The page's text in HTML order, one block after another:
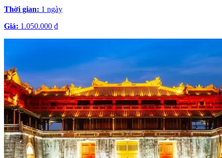
Thời gian: 1 ngày
Giá: 1.050.000 ₫